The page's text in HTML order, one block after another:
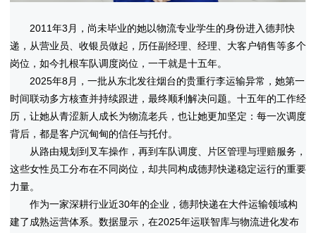
2011年3月，尚未毕业的她以物流专业学生的身份进入德邦快
递，从营业员、收银员做起，历任副经理、经理、大客户销售等多个
岗位，如今扎根车队调度岗位，一干就是十五年。
2025年8月，一批从东北发往烟台的贵重行李运输异常，她第一
时间联动多方核查并持续跟进，最终顺利解决问题。十五年的工作经
历，让她从青涩新人成长为物流老兵，也让她更加坚定：每一次调度
背后，都是客户沉甸甸的信任与托付。
从路由规划到叉车操作，再到车队调度、片区管理与理赔服务，
这些女性员工分布在不同岗位，却共同构成德邦快递稳定运行的重要
力量。
作为一家深耕行业近30年的企业，德邦快递在大件运输领域构
建了成熟运营体系。数据显示，在2025年运联智库与物流进化发布